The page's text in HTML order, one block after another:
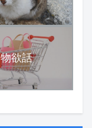
物欲話